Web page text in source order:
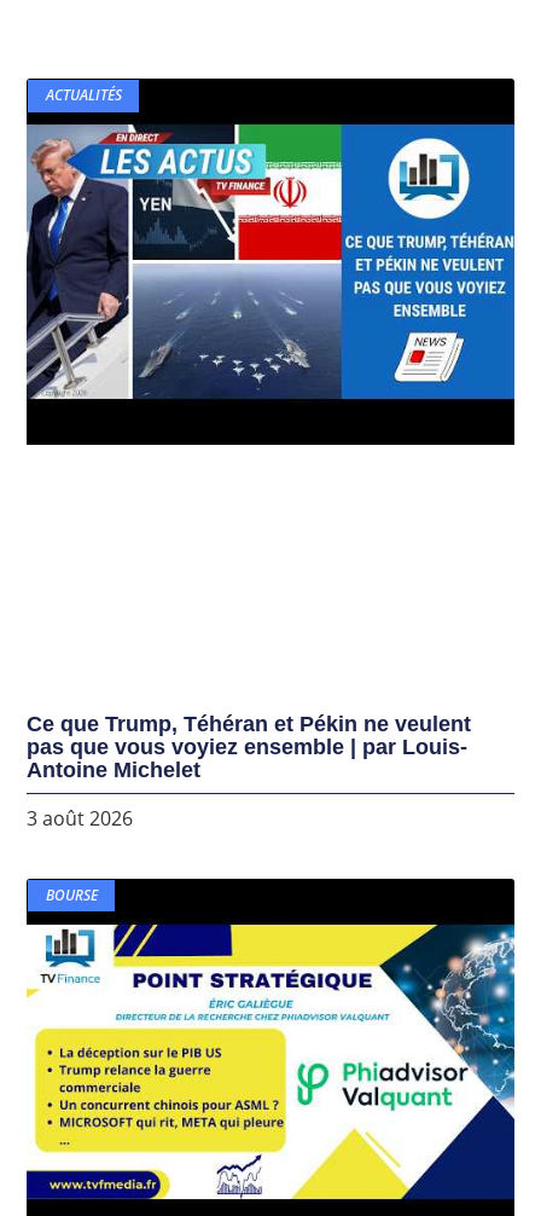
ACTUALITÉS
Ce que Trump, Téhéran et Pékin ne veulent
pas que vous voyiez ensemble | par Louis-
Antoine Michelet
3 août 2026
BOURSE